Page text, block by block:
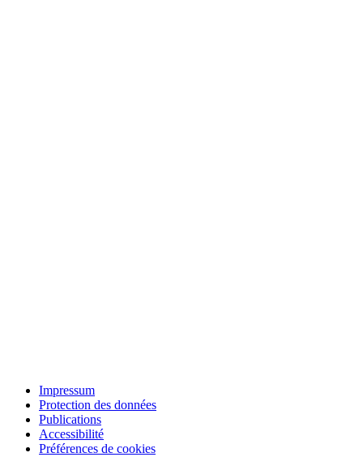
Impressum
Protection des données
Publications
Accessibilité
Préférences de cookies